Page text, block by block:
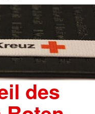
des